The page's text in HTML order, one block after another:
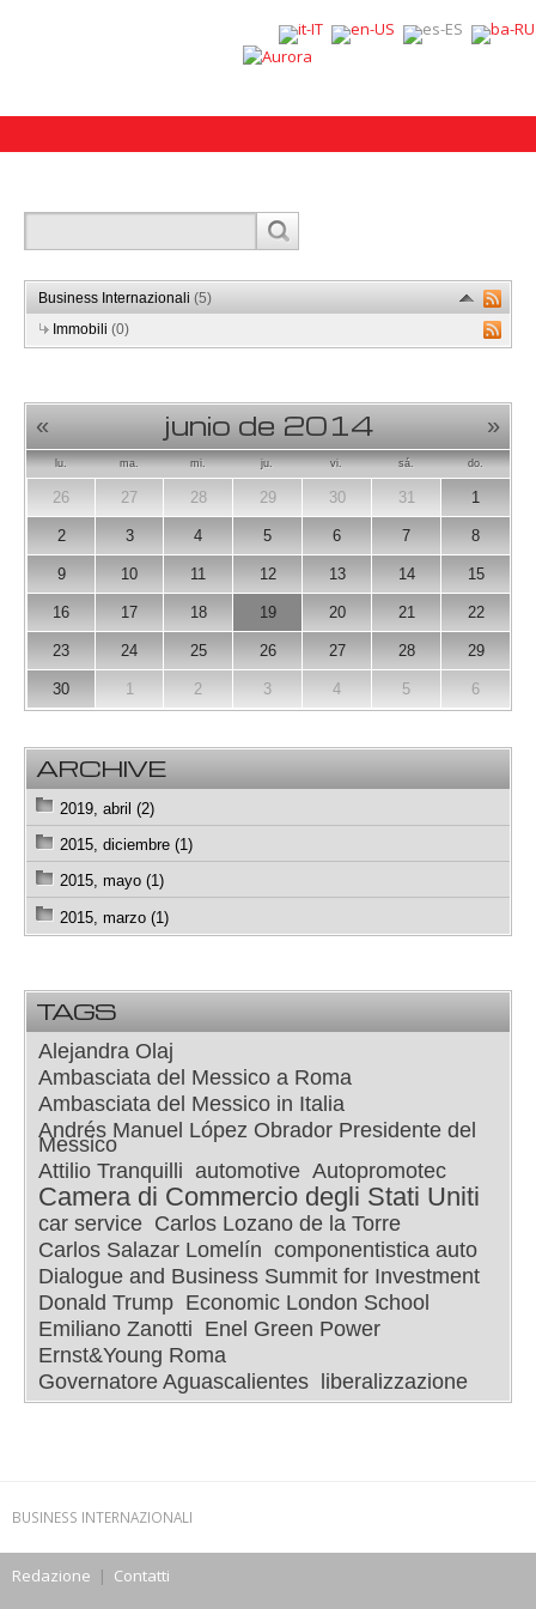
Business Internazionali (5)
Immobili (0)
« junio de 2014 »
lu. ma. mi. ju. vi. sá. do.
26 27 28 29 30 31 1
2 3 4 5 6 7 8
9 10 11 12 13 14 15
16 17 18 19 20 21 22
23 24 25 26 27 28 29
30 1 2 3 4 5 6
ARCHIVE
2019, abril (2)
2015, diciembre (1)
2015, mayo (1)
2015, marzo (1)
TAGS
Alejandra Olaj
Ambasciata del Messico a Roma
Ambasciata del Messico in Italia
Andrés Manuel López Obrador Presidente del
Messico
Attilio Tranquilli automotive Autopromotec
Camera di Commercio degli Stati Uniti
car service Carlos Lozano de la Torre
Carlos Salazar Lomelín componentistica auto
Dialogue and Business Summit for Investment
Donald Trump Economic London School
Emiliano Zanotti Enel Green Power
Ernst&Young Roma
Governatore Aguascalientes
liberalizzazione
BUSINESS INTERNAZIONALI
Redazione | Contatti